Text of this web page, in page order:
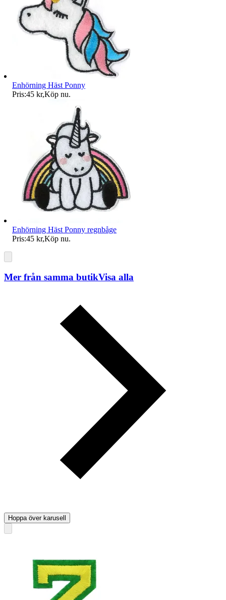
Enhörning Häst Ponny
Pris:45 kr,Köp nu.
Enhörning Häst Ponny regnbåge
Pris:45 kr,Köp nu.
Mer från samma butikVisa alla
Hoppa över karusell